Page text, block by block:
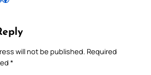
will not be published. Required
*